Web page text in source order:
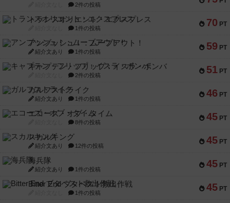
2件の投稿
70 PT
トランスオリエント・エクスプレス
1件の投稿
59 PT
アンブッシュ！：ムーブアウト！
紹介文あり 1件の投稿
51 PT
キャプテン・フリップ：イスラ・ボンバ
2件の投稿
46 PT
ガルフストライク
紹介文あり 1件の投稿
45 PT
エコーズ・オブ・タイム
8件の投稿
45 PT
スカルキング
紹介文あり 12件の投稿
45 PT
海兵隊
紹介文あり 1件の投稿
45 PT
Bitter End ブタペスト救出作戦
1件の投稿